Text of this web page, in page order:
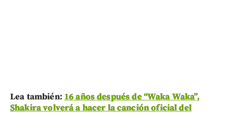
Lea también: 16 años después de “Waka Waka”,
Shakira volverá a hacer la canción oficial del